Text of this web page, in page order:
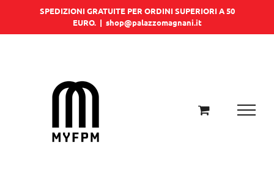
SPEDIZIONI GRATUITE PER ORDINI SUPERIORI A 50
EURO. | shop@palazzomagnani.it